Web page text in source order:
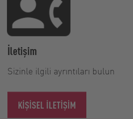
İletişim
Sizinle ilgili ayrıntıları bulun
KIŞISEL ILETIŞIM